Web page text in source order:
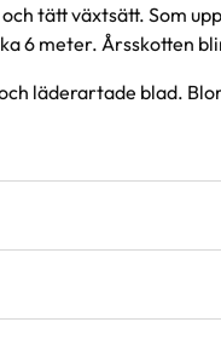
tätt växtsätt. Som
6 meter. Årsskotten
läderartade blad.